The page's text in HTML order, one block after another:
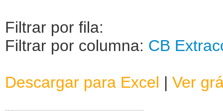
Filtrar por fila:
Filtrar por columna: CB
Descargar para Excel | Ver